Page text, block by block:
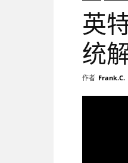
英
统
作者 Frank.C.